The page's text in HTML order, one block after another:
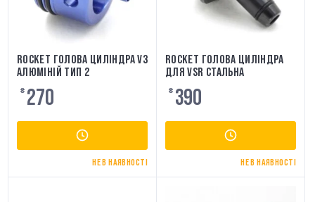
ROCKET ГОЛОВА ЦИЛІНДРА V3
АЛЮМІНІЙ ТИП 2
₴ 270
НЕ В НАЯВНОСТІ
ROCKET ГОЛОВА ЦИЛІНДРА
ДЛЯ VSR СТАЛЬНА
₴ 390
НЕ В НАЯВНОСТІ